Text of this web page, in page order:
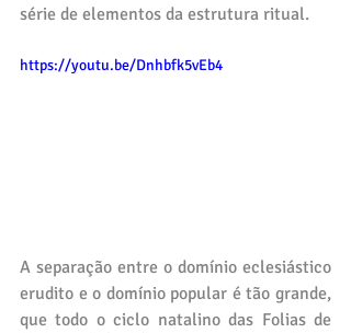
série de elementos da estrutura ritual.
https://youtu.be/Dnhbfk5vEb4
A separação entre o domínio eclesiástico
erudito e o domínio popular é tão grande,
que todo o ciclo natalino das Folias de